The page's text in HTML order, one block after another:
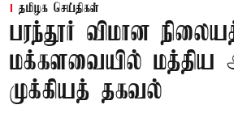
தமிழக செய்திகள்
பரந்தூர் விமான
மக்களவையில் மத்திய
முக்கியத் தகவல்